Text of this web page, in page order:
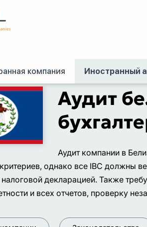
компания Иностранный
компаний/Аудит белизской компании
Аудит
Аудит компании в
однако все IBC должны
декларацией. Также
и всех отчетов, проверку